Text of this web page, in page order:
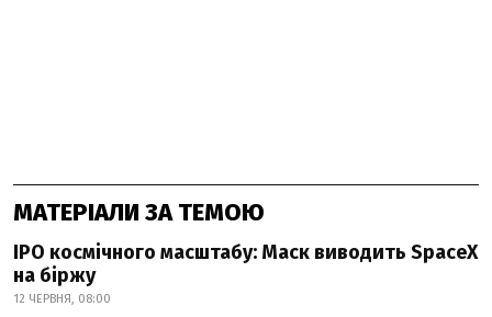
МАТЕРІАЛИ ЗА ТЕМОЮ
IPO космічного масштабу: Маск виводить SpaceX
на біржу
12 ЧЕРВНЯ, 08:00